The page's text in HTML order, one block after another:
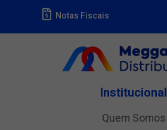
Notas Fiscais
Institucional
Quem Somos